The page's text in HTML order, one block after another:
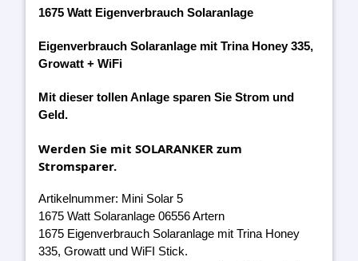
1675 Watt Eigenverbrauch Solaranlage
Eigenverbrauch Solaranlage mit Trina Honey 335,
Growatt + WiFi
Mit dieser tollen Anlage sparen Sie Strom und
Geld.
Werden Sie mit SOLARANKER zum
Stromsparer.
Artikelnummer: Mini Solar 5
1675 Watt Solaranlage 06556 Artern
1675 Eigenverbrauch Solaranlage mit Trina Honey
335, Growatt und WiFI Stick.